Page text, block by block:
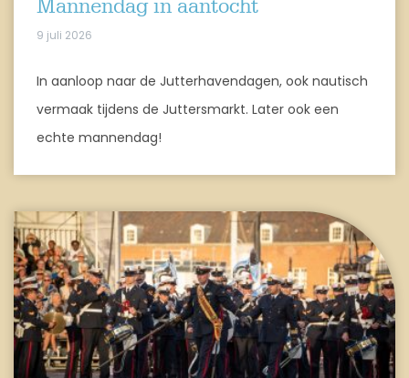
Mannendag in aantocht
9 juli 2026
In aanloop naar de Jutterhavendagen, ook nautisch
vermaak tijdens de Juttersmarkt. Later ook een
echte mannendag!